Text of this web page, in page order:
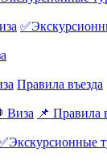
Правила въезда
Виза 📌 Правила